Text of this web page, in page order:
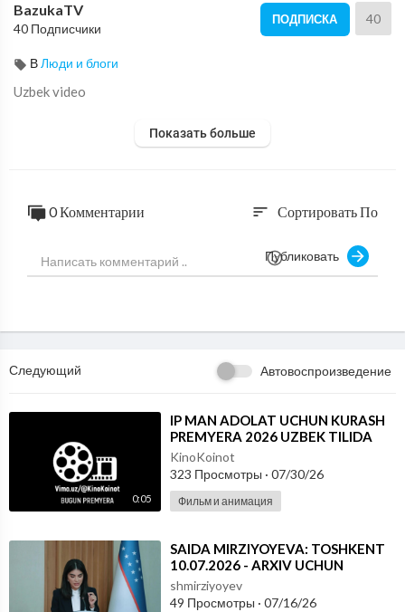
BazukaTV
40 Подписчики
ПОДПИСКА 40
ВЛюди и блоги
Uzbek video
Показать больше
0 Комментарии sort Сортировать По
Публиковать
Следующий Автовоспроизведение
0:05
⁣IP MAN ADOLAT UCHUN KURASH
PREMYERA 2026 UZBEK TILIDA
KinoKoinot
323 Просмотры · 07/30/26
Фильм и анимация
⁣⁣SAIDA MIRZIYOYEVA: TOSHKENT
10.07.2026 - ARXIV UCHUN
shmirziyoyev
49 Просмотры · 07/16/26